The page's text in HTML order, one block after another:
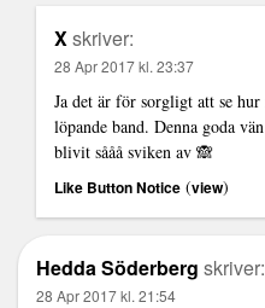
Xskriver:
28 Apr 2017 kl. 23:37
Ja det är för sorgligt att se
löpande band. Denna goda
blivit sååå sviken av 🙈
Like Button Notice (view)
Hedda Söderberg skriver:
28 Apr 2017 kl. 21:54